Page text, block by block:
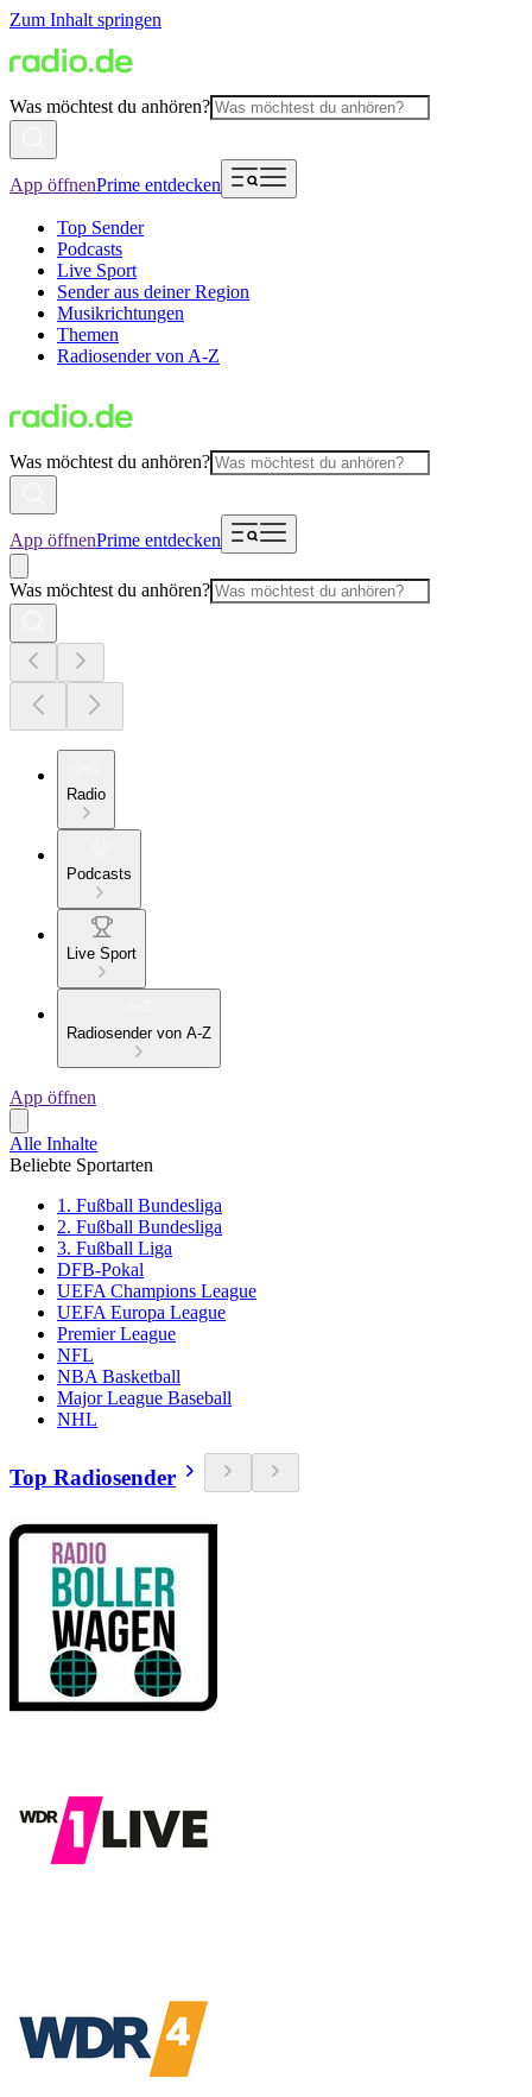
Zum Inhalt springen
Was möchtest du anhören?
App öffnenPrime entdecken
Top Sender
Podcasts
Live Sport
Sender aus deiner Region
Musikrichtungen
Themen
Radiosender von A-Z
Was möchtest du anhören?
App öffnenPrime entdecken
Was möchtest du anhören?
Radio
Podcasts
Live Sport
Radiosender von A-Z
App öffnen
Alle Inhalte
Beliebte Sportarten
1. Fußball Bundesliga
2. Fußball Bundesliga
3. Fußball Liga
DFB-Pokal
UEFA Champions League
UEFA Europa League
Premier League
NFL
NBA Basketball
Major League Baseball
NHL
Top Radiosender